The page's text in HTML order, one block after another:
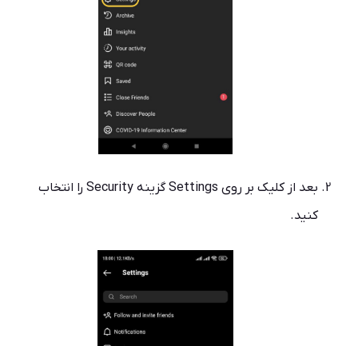
بعد از کلیک بر روی Settings گزینه Security را انتخاب
کنید.